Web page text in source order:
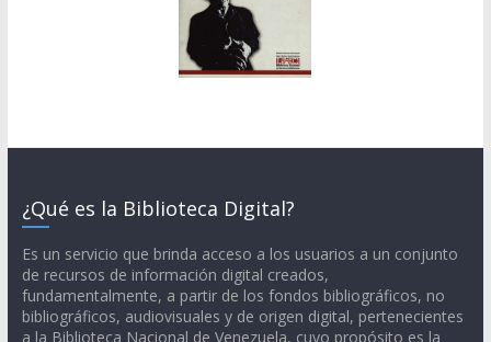
¿Qué es la Biblioteca Digital?
Es un servicio que brinda acceso a los usuarios a un conjunto
de recursos de información digital creados,
fundamentalmente, a partir de los fondos bibliográficos, no
bibliográficos, audiovisuales y de origen digital, pertenecientes
a la Biblioteca Nacional de Venezuela, cuyo propósito es la